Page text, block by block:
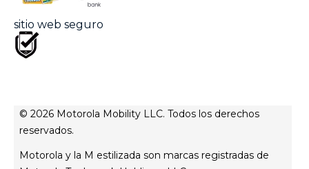
Estatuto del consumidor
PQRs
sitio web seguro
© 2026 Motorola Mobility LLC. Todos los derechos
reservados.
Motorola y la M estilizada son marcas registradas de